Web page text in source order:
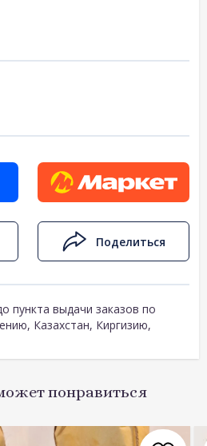
Поделиться
пункта выдачи заказов по
Казахстан, Киргизию,
понравиться